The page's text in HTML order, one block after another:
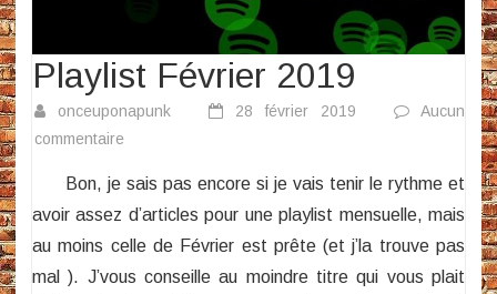
Playlist Février 2019
onceuponapunk 28 février 2019
Aucun
commentaire
Février
2019
Bon, je sais pas encore si je vais tenir le rythme et
avoir assez d’articles pour une playlist mensuelle, mais
au moins celle de Février est prête (et j’la trouve pas
mal ). J’vous conseille au moindre titre qui vous plait